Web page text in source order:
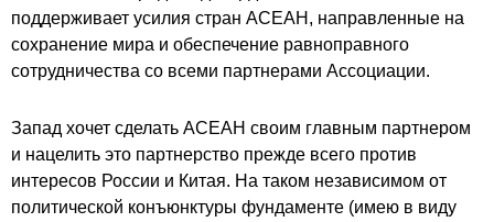
поддерживает усилия стран АСЕАН, направленные на
сохранение мира и обеспечение равноправного
сотрудничества со всеми партнерами Ассоциации.
Запад хочет сделать АСЕАН своим главным партнером
и нацелить это партнерство прежде всего против
интересов России и Китая. На таком независимом от
политической конъюнктуры фундаменте (имею в виду